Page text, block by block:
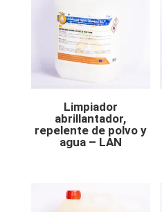
Limpiador
abrillantador,
repelente de polvo y
agua – LAN